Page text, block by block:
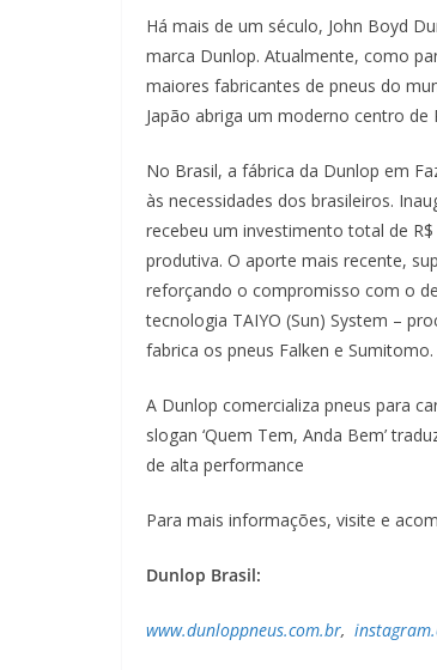
Há mais de um século, John Boyd
marca Dunlop. Atualmente, como
maiores fabricantes de pneus do
Japão abriga um moderno centro
No Brasil, a fábrica da Dunlop em
às necessidades dos brasileiros.
recebeu um investimento total de
produtiva. O aporte mais recente,
reforçando o compromisso com o
tecnologia TAIYO (Sun) System –
fabrica os pneus Falken e Sumitomo.
A Dunlop comercializa pneus para
slogan ‘Quem Tem, Anda Bem’
de alta performance
Para mais informações, visite e
Dunlop Brasil:
www.dunloppneus.com.br,